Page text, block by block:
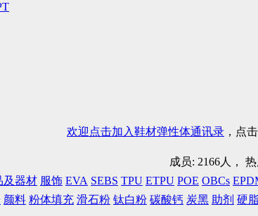
欢迎点击加入鞋材弹性体通讯录 ，点
成员: 2166人，
及器材 服饰 EVA SEBS TPU ETPU POE OBCs
颜料 粉体填充 滑石粉 钛白粉 碳酸钙 炭黑 助剂 硬